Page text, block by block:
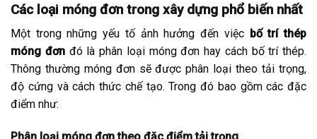
Các loại móng đơn trong xây dựng phổ biến nhất
Một trong những yếu tố ảnh hưởng đến việcbố trí thép
móng đơnđó là phân loại móng đơn hay cách bố trí thép.
Thông thường móng đơn sẽ được phân loại theo tải trọng,
độ cứng và cách thức chế tạo. Trong đó bao gồm các đặc
điểm như: